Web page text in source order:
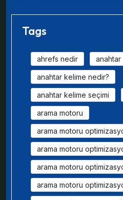
Tags
ahrefs nedir anahtar
anahtar kelime nedir?
anahtar kelime seçimi
arama motoru
arama motoru
arama motoru
arama motoru
arama motoru